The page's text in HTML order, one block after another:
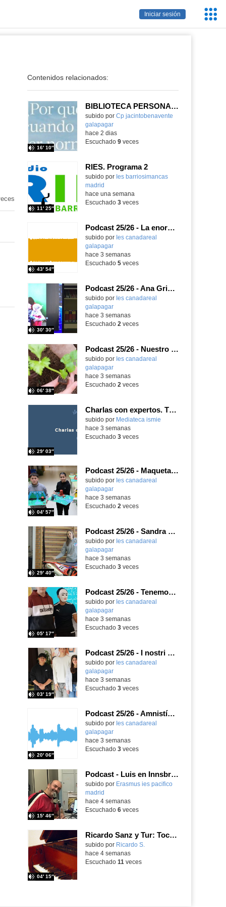
Iniciar sesión
Contenidos relacionados:
BIBLIOTECA PERSONAL 9: ¿Por qué ser feliz cuando puedes ser normal?
Contenido educativo.
subido por Cp jacintobenavente
galapagar
16′ 10″
-
hace 2 dias
Escuchado 9veces
RIES. Programa 2
Contenido educativo.
subido por Ies barriosimancas
madrid
11′ 25″
hace una semana
Escuchado 3veces
Podcast 25/26 - La enorme responsabilidad de ser juez
subido por Ies canadareal
galapagar
43′ 54″
-
hace 3 semanas
Escuchado 5veces
Podcast 25/26 - Ana Griott y los cuentos de las voces olvidadas
subido por Ies canadareal
galapagar
30′ 30″
-
hace 3 semanas
Escuchado 2 veces
Podcast 25/26 - Nuestro huerto escolar
subido por Ies canadareal
galapagar
06′ 38″
-
hace 3 semanas
Escuchado 2 veces
Charlas con expertos. T1, E5. David-Li Ilundáin Reviriego
subido por Mediateca ismie
29′ 03″
hace 3 semanas
Escuchado 3veces
Podcast 25/26 - Maquetas sobre el feudalismo
subido por Ies canadareal
galapagar
04′ 57″
-
hace 3 semanas
Escuchado 2 veces
Podcast 25/26 - Sandra Gómez, campeona de Enduro
subido por Ies canadareal
galapagar
29′ 40″
-
hace 3 semanas
Escuchado 3veces
Podcast 25/26 - Tenemos nueva profesora de Griego ¿Conoces a María Eugenia?
subido por Ies canadareal
galapagar
05′ 17″
-
hace 3 semanas
Escuchado 3veces
Podcast 25/26 - I nostri amici italiani
subido por Ies canadareal
galapagar
03′ 19″
-
hace 3 semanas
Escuchado 3veces
Podcast 25/26 - Amnistía Internacional
subido por Ies canadareal
galapagar
20′ 06″
-
hace 3 semanas
Escuchado 3veces
Podcast - Luis en Innsbruck
subido por Erasmus ies pacifico
madrid
15′ 46″
hace 4 semanas
Escuchado 6veces
Ricardo Sanz y Tur: Tocatina concertante al aire español
subido por Ricardo S.
04′ 15″
hace 4 semanas
Escuchado 11 veces